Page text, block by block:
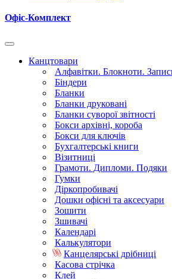
Офіс-Комплект
Канцтовари
Алфавітки. Блокноти.
Біндери
Бланки
Бланки друковані
Бланки суворої звітності
Бокси архівні, короба
Бокси для ключів
Бухгалтерські книги
Візитниці
Грамоти. Дипломи. Подяки
Гумки
Діркопробивачі
Дошки офісні та аксесуари
Зошити
Зшивачі
Календарі
Калькулятори
Канцелярські дрібниці
Касова стрічка
Клей